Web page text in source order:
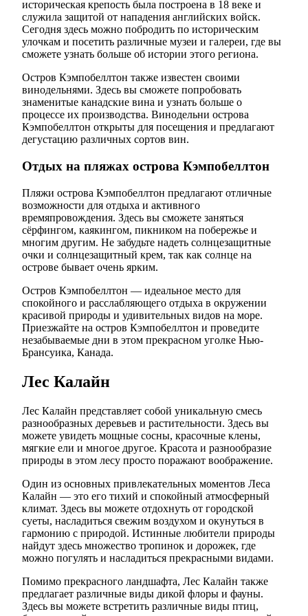
историческая крепость была построена в 18 веке и
служила защитой от нападения английских войск.
Сегодня здесь можно побродить по историческим
улочкам и посетить различные музеи и галереи, где вы
сможете узнать больше об истории этого региона.
Остров Кэмпобеллтон также известен своими
винодельнями. Здесь вы сможете попробовать
знаменитые канадские вина и узнать больше о
процессе их производства. Винодельни острова
Кэмпобеллтон открыты для посещения и предлагают
дегустацию различных сортов вин.
Отдых на пляжах острова Кэмпобеллтон
Пляжи острова Кэмпобеллтон предлагают отличные
возможности для отдыха и активного
времяпровождения. Здесь вы сможете заняться
сёрфингом, каякингом, пикником на побережье и
многим другим. Не забудьте надеть солнцезащитные
очки и солнцезащитный крем, так как солнце на
острове бывает очень ярким.
Остров Кэмпобеллтон — идеальное место для
спокойного и расслабляющего отдыха в окружении
красивой природы и удивительных видов на море.
Приезжайте на остров Кэмпобеллтон и проведите
незабываемые дни в этом прекрасном уголке Нью-
Брансуика, Канада.
Лес Калайн
Лес Калайн представляет собой уникальную смесь
разнообразных деревьев и растительности. Здесь вы
можете увидеть мощные сосны, красочные клены,
мягкие ели и многое другое. Красота и разнообразие
природы в этом лесу просто поражают воображение.
Один из основных привлекательных моментов Леса
Калайн — это его тихий и спокойный атмосферный
климат. Здесь вы можете отдохнуть от городской
суеты, насладиться свежим воздухом и окунуться в
гармонию с природой. Истинные любители природы
найдут здесь множество тропинок и дорожек, где
можно погулять и насладиться прекрасными видами.
Помимо прекрасного ландшафта, Лес Калайн также
предлагает различные виды дикой флоры и фауны.
Здесь вы можете встретить различные виды птиц,